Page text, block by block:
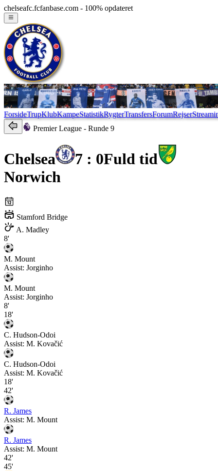
chelseafc.fcfanbase.com - 100% opdateret
ForsideTrupKlubKampeStatistikRygterTransfersForumRejser
Premier League - Runde 9
Chelsea 7 : 0Fuld tid
Norwich
Stamford Bridge
A. Madley
8'
M. Mount
Assist: Jorginho
M. Mount
Assist: Jorginho
8'
18'
C. Hudson-Odoi
Assist: M. Kovačić
C. Hudson-Odoi
Assist: M. Kovačić
18'
42'
R. James
Assist: M. Mount
R. James
Assist: M. Mount
42'
45'